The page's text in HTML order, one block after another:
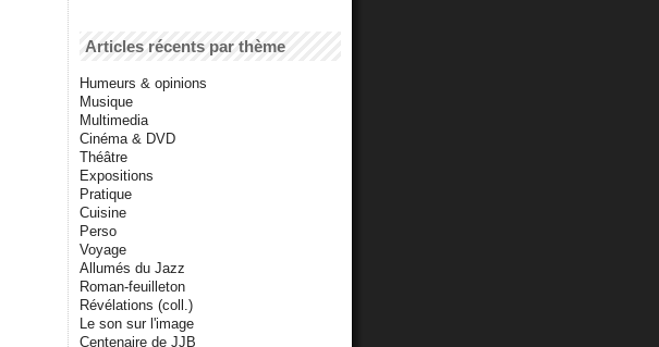
Articles récents par thème
Humeurs & opinions
Musique
Multimedia
Cinéma & DVD
Théâtre
Expositions
Pratique
Cuisine
Perso
Voyage
Allumés du Jazz
Roman-feuilleton
Révélations (coll.)
Le son sur l'image
Centenaire de JJB